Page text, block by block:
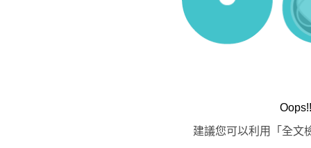
建議您可以利用「全文